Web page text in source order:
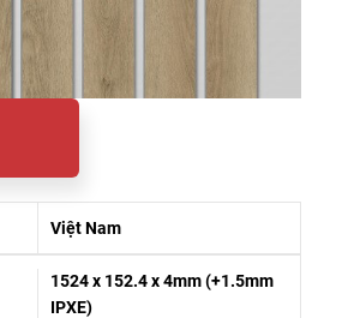
Việt Nam
1524 x 152.4 x 4mm (+1.5mm
IPXE)